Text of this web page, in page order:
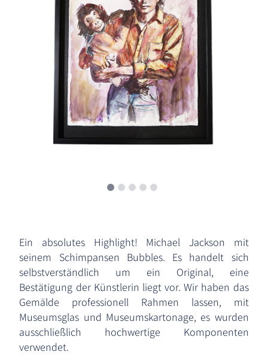
Ein absolutes Highlight! Michael Jackson mit
seinem Schimpansen Bubbles. Es handelt sich
selbstverständlich um ein Original, eine
Bestätigung der Künstlerin liegt vor. Wir haben das
Gemälde professionell Rahmen lassen, mit
Museumsglas und Museumskartonage, es wurden
ausschließlich hochwertige Komponenten
verwendet.